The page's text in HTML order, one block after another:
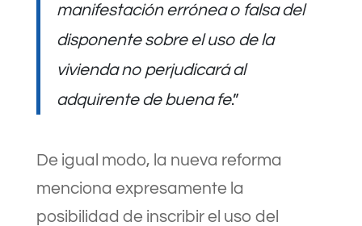
manifestación errónea o falsa del
disponente sobre el uso de la
vivienda no perjudicará al
adquirente de buena fe.”
De igual modo, la nueva reforma
menciona expresamente la
posibilidad de inscribir el uso del